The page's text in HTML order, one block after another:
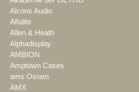
Alcons Audio
Alfalite
Allen & Heath
Alphadisplay
AMBION
Amptown Cases
ams Osram
AMX